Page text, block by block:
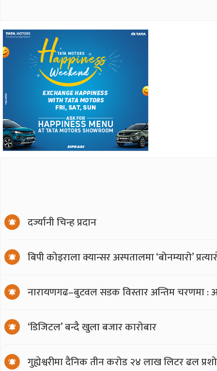
दर्ज्यानी चिन्ह प्रदान
बिपी कोइराला क्यान्सर अस्पतालमा ‘बोनम्यारो’
नारायणगढ–बुटवल सडक विस्तार अन्तिम चरणमा :
‘डिजिटल’ बन्दै खुला बजार कारोबार
गुह्येश्वरीमा दैनिक तीन करोड २४ लाख लिटर ढल